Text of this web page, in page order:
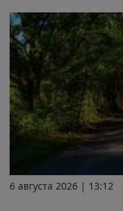
6 августа 2026 | 13:12